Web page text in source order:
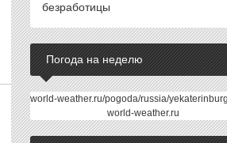
безработицы
Погода на неделю
world-weather.ru